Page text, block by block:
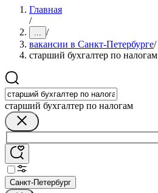
Главная
/
... /
вакансии в Санкт-Петербурге/
старший бухгалтер по налогам
старший бухгалтер по налогам
Санкт-Петербург